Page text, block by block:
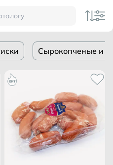
Сырокопченые и